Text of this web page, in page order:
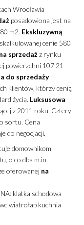
Wrocławia
posadowiona jest na
m2. Ekskluzywną
cenie 580
na sprzedażz rynku
powierzchni 107,21
do sprzedaży
klientów, którzy cenią
życia. Luksusowa
z 2011 roku. Cztery
sortu. Cena
do negocjacji.
domownikom
o co dba m.in.
oferowanej na
klatka schodowa
wiatrołap kuchnia